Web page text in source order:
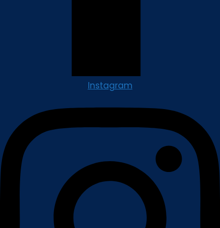
Instagram